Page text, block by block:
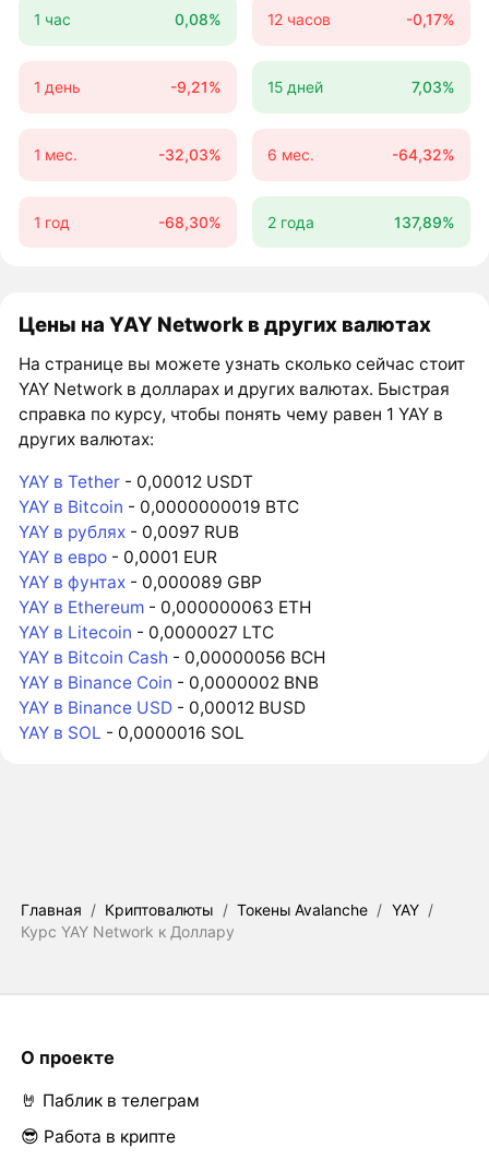
1 час 0,08% 12 часов -0,17%
1 день -9,21% 15 дней 7,03%
1 мес. -32,03% 6 мес. -64,32%
1 год -68,30% 2 года 137,89%
Цены на YAY Network в других валютах
На странице вы можете узнать сколько сейчас стоит
YAY Network в долларах и других валютах. Быстрая
справка по курсу, чтобы понять чему равен 1 YAY в
других валютах:
YAY в Tether - 0,00012 USDT
YAY в Bitcoin - 0,0000000019 BTC
YAY в рублях - 0,0097 RUB
YAY в евро - 0,0001 EUR
YAY в фунтах - 0,000089 GBP
YAY в Ethereum - 0,000000063 ETH
YAY в Litecoin - 0,0000027 LTC
YAY в Bitcoin Cash - 0,00000056 BCH
YAY в Binance Coin - 0,0000002 BNB
YAY в Binance USD - 0,00012 BUSD
YAY в SOL - 0,0000016 SOL
Главная / Криптовалюты / Токены Avalanche / YAY /
Курс YAY Network к Доллару
О проекте
🤘 Паблик в телеграм
😎 Работа в крипте